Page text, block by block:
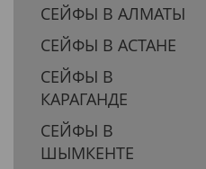
СЕЙФЫ В АЛМАТЫ
СЕЙФЫ В АСТАНЕ
СЕЙФЫ В
КАРАГАНДЕ
СЕЙФЫ В
ШЫМКЕНТЕ